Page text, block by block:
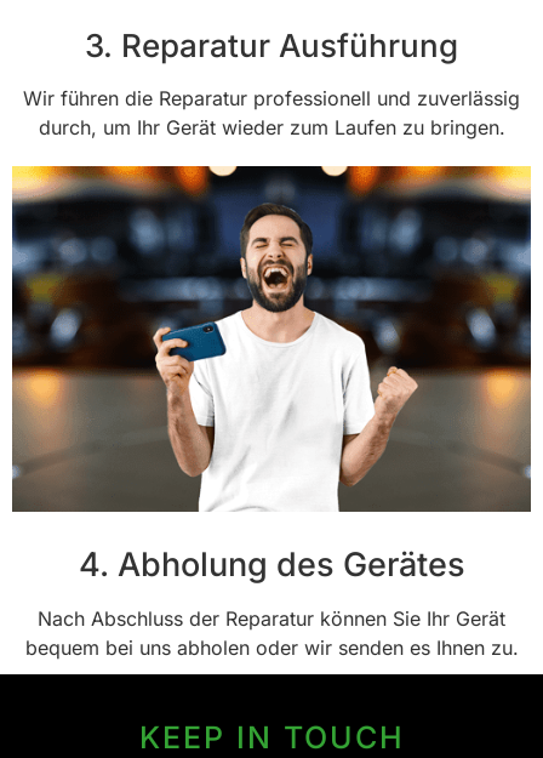
3. Reparatur Ausführung
Wir führen die Reparatur professionell und zuverlässig
durch, um Ihr Gerät wieder zum Laufen zu bringen.
4. Abholung des Gerätes
Nach Abschluss der Reparatur können Sie Ihr Gerät
bequem bei uns abholen oder wir senden es Ihnen zu.
KEEP IN TOUCH